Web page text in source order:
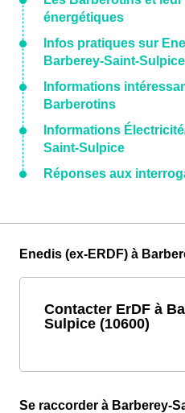
énergétiques
Infos pratiques sur
Barberey-Saint-Sulpice
Informations
Barberotins
Informations
Saint-Sulpice
Réponses aux
Enedis (ex-ERDF) à
Contacter ErDF à
Sulpice (10600)
Se raccorder à Barberey-